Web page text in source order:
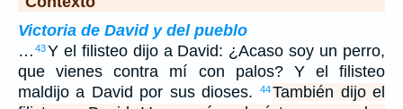
Victoria de David y del pueblo
… 43Y el filisteo dijo a David: ¿Acaso soy un perro,
que vienes contra mí con palos? Y el filisteo
maldijo a David por sus dioses.
44También dijo el